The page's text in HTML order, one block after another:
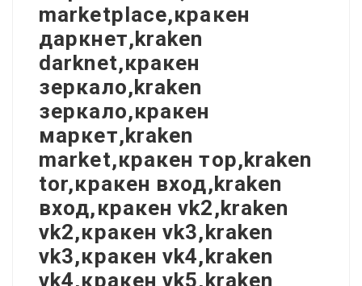
marketplace,кракен
даркнет,kraken
darknet,кракен
зеркало,kraken
зеркало,кракен
маркет,kraken
market,кракен тор,kraken
tor,кракен вход,kraken
вход,кракен vk2,kraken
vk2,кракен vk3,kraken
vk3,кракен vk4,kraken
vk4,кракен vk5,kraken